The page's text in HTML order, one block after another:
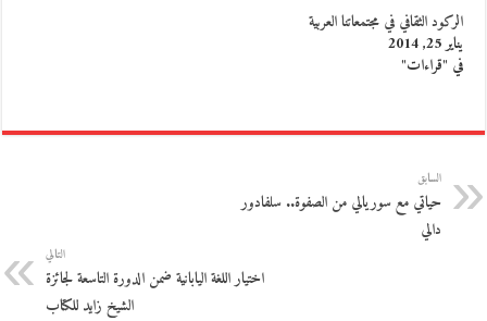
الركود الثقافي في مجتمعاتنا العربية
يناير 25, 2014
في "قراءات"
السابق
حياتي مع سوريالي من الصفوة.. سلفادور
دالي
التالي
اختيار اللغة اليابانية ضمن الدورة التاسعة لجائزة
الشيخ زايد للكتاب